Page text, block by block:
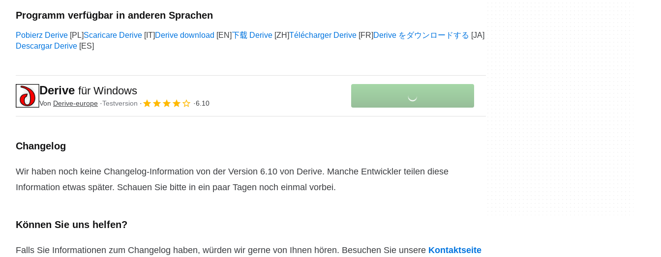
Programm verfügbar in anderen Sprachen
Pobierz Derive Scaricare Derive Derive download 下载 Derive Télécharger Derive
Derive をダウンロードする
Descargar Derive
Derive für Windows
Von Derive-europe Testversion 6.10
Changelog
Wir haben noch keine Changelog-Information von der Version 6.10 von Derive. Manche Entwickler teilen diese
Information etwas später. Schauen Sie bitte in ein paar Tagen noch einmal vorbei.
Können Sie uns helfen?
Falls Sie Informationen zum Changelog haben, würden wir gerne von Ihnen hören. Besuchen Sie unsere Kontaktseite